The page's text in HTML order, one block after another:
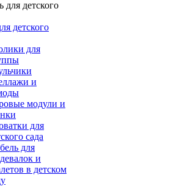
детского
для
и
модули и
для
сада
для
и
в детском